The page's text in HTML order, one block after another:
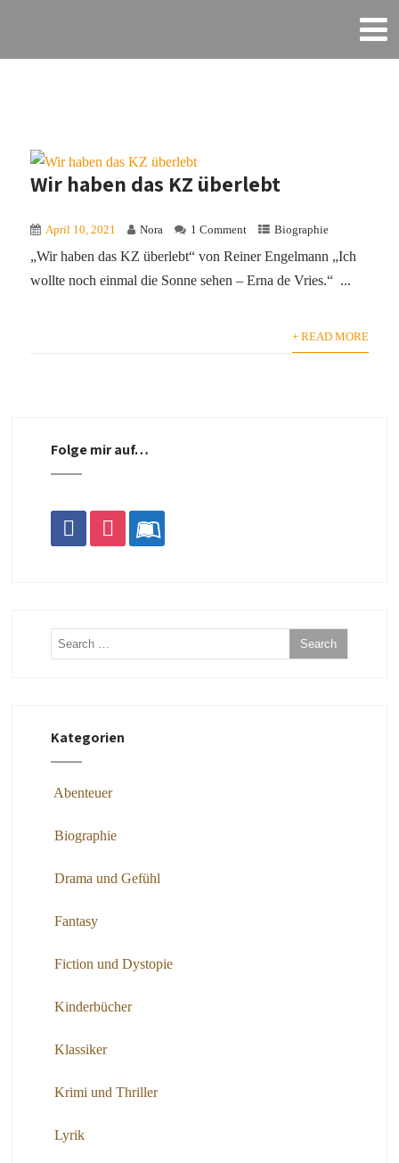
Wir haben das KZ überlebt
April 10, 2021 Nora 1 Comment Biographie
„Wir haben das KZ überlebt“ von Reiner Engelmann „Ich
wollte noch einmal die Sonne sehen – Erna de Vries.“ ...
+ READ MORE
Folge mir auf…
facebookinstagramleanpub
Kategorien
Abenteuer
Biographie
Drama und Gefühl
Fantasy
Fiction und Dystopie
Kinderbücher
Klassiker
Krimi und Thriller
Lyrik